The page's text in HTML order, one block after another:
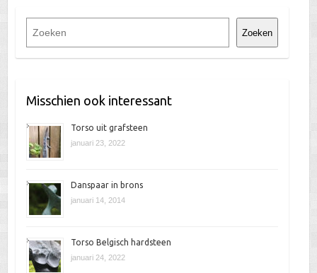
e
Zoeken
Misschien ook interessant
Torso uit grafsteen
januari 23, 2022
Danspaar in brons
januari 14, 2014
Torso Belgisch hardsteen
januari 24, 2022